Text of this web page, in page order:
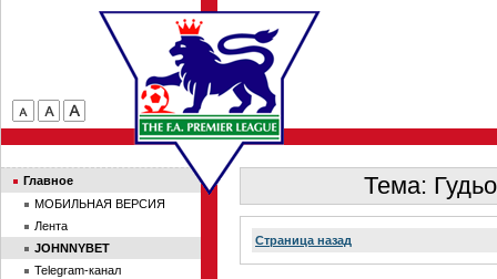
Тема:
Страница назад
Главное
МОБИЛЬНАЯ ВЕРСИЯ
Лента
JOHNNYBET
Telegram-канал